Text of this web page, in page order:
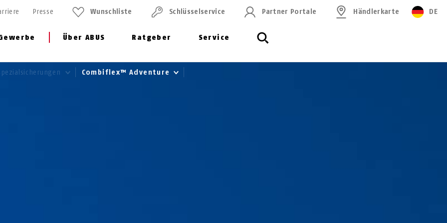
Über ABUS Ratgeber Service
Presse Wunschliste Schlüssel­service Partner Portale Händlerkarte DE
Combiflex™ Adventure